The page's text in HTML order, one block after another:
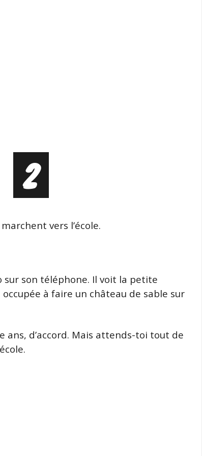
2
vers l’école.
sur son téléphone. Il voit la petite
à faire un château de sable sur
ans, d’accord. Mais attends-toi tout de